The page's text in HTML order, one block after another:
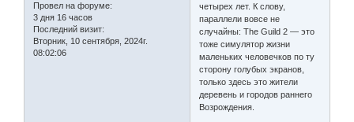
Провел на форуме:
3 дня 16 часов
Последний визит:
Вторник, 10 сентября, 2024г.
08:02:06
четырех лет. К слову,
параллели вовсе не
случайны: The Guild 2 — это
тоже симулятор жизни
маленьких человечков по ту
сторону голубых экранов,
только здесь это жители
деревень и городов раннего
Возрождения.